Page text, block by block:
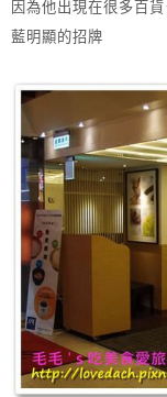
因為他出現在很多百
藍明顯的招牌